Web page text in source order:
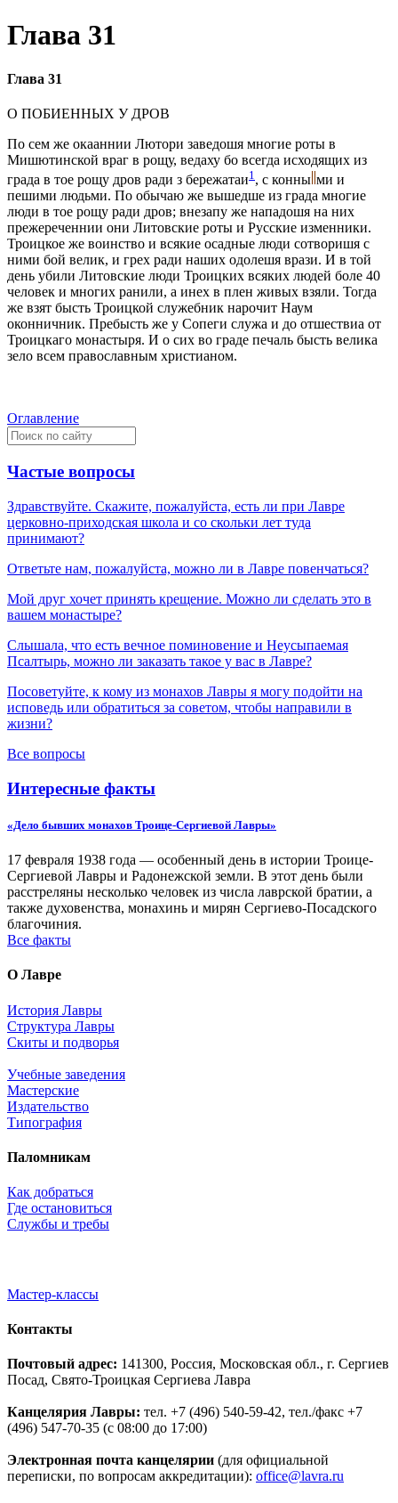
Глава 31
Глава 31
О ПОБИЕННЫХ У ДРОВ
По сем же окааннии Лютори заведошя многие роты в
Мишютинской враг в рощу, вeдаху бо всегда исходящих из
града в тое рощу дров ради з бережатаи1, с конны ми и
пeшими людьми. По обычаю же вышедше из града многие
люди в тое рощу ради дров; внезапу же нападошя на них
прежереченнии они Литовские роты и Русские измeнники.
Троицкое же воинство и всякие осадные люди сотворишя с
ними бой велик, и грeх ради наших одолeшя врази. И в той
день убили Литовские люди Троицких всяких людей боле 40
человeк и многих ранили, а инeх в плeн живых взяли. Тогда
же взят бысть Троицкой служебник нарочит Наум
оконничник. Пребысть же у Сопeги служа и до отшествиа от
Троицкаго монастыря. И о сих во градe печаль бысть велика
зeло всeм православным христианом.
Оглавление
Частые вопросы
Здравствуйте. Скажите, пожалуйста, есть ли при Лавре
церковно-приходская школа и со скольки лет туда
принимают?
Ответьте нам, пожалуйста, можно ли в Лавре повенчаться?
Мой друг хочет принять крещение. Можно ли сделать это в
вашем монастыре?
Слышала, что есть вечное поминовение и Неусыпаемая
Псалтырь, можно ли заказать такое у вас в Лавре?
Посоветуйте, к кому из монахов Лавры я могу подойти на
исповедь или обратиться за советом, чтобы направили в
жизни?
Все вопросы
Интересные факты
«Дело бывших монахов Троице-Сергиевой Лавры»
17 февраля 1938 года — особенный день в истории Троице-
Сергиевой Лавры и Радонежской земли. В этот день были
расстреляны несколько человек из числа лаврской братии, а
также духовенства, монахинь и мирян Сергиево-Посадского
благочиния.
Все факты
О Лавре
История Лавры
Структура Лавры
Скиты и подворья
Учебные заведения
Мастерские
Издательство
Типография
Паломникам
Как добраться
Где остановиться
Службы и требы
Мастер-классы
Контакты
Почтовый адрес: 141300, Россия, Московская обл., г. Сергиев
Посад, Свято-Троицкая Сергиева Лавра
Канцелярия Лавры: тел. +7 (496) 540-59-42, тел./факс +7
(496) 547-70-35 (с 08:00 до 17:00)
Электронная почта канцелярии (для официальной
переписки, по вопросам аккредитации): office@lavra.ru